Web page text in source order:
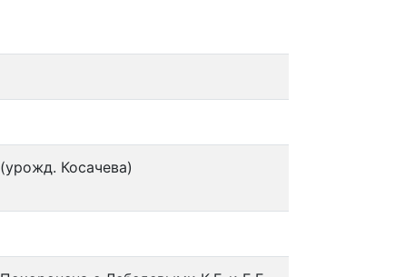
(урожд. Косачева)